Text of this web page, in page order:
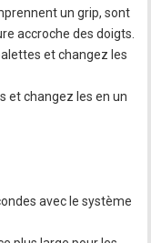
un grip, sont
accroche des doigts.
et changez les
et changez les en un
avec le système